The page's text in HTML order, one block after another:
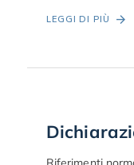
LEGGI DI PIÙ